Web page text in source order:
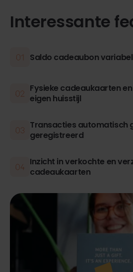
Interessante
Saldo cadeaubon
Fysieke cadeaukaarten
eigen huisstijl
Transacties automatisch
geregistreerd
Inzicht in verkochte en
cadeaukaarten